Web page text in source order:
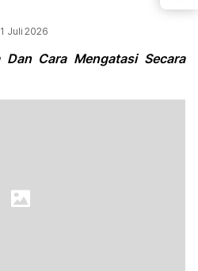
Juli 2026
Dan Cara Mengatasi Secara